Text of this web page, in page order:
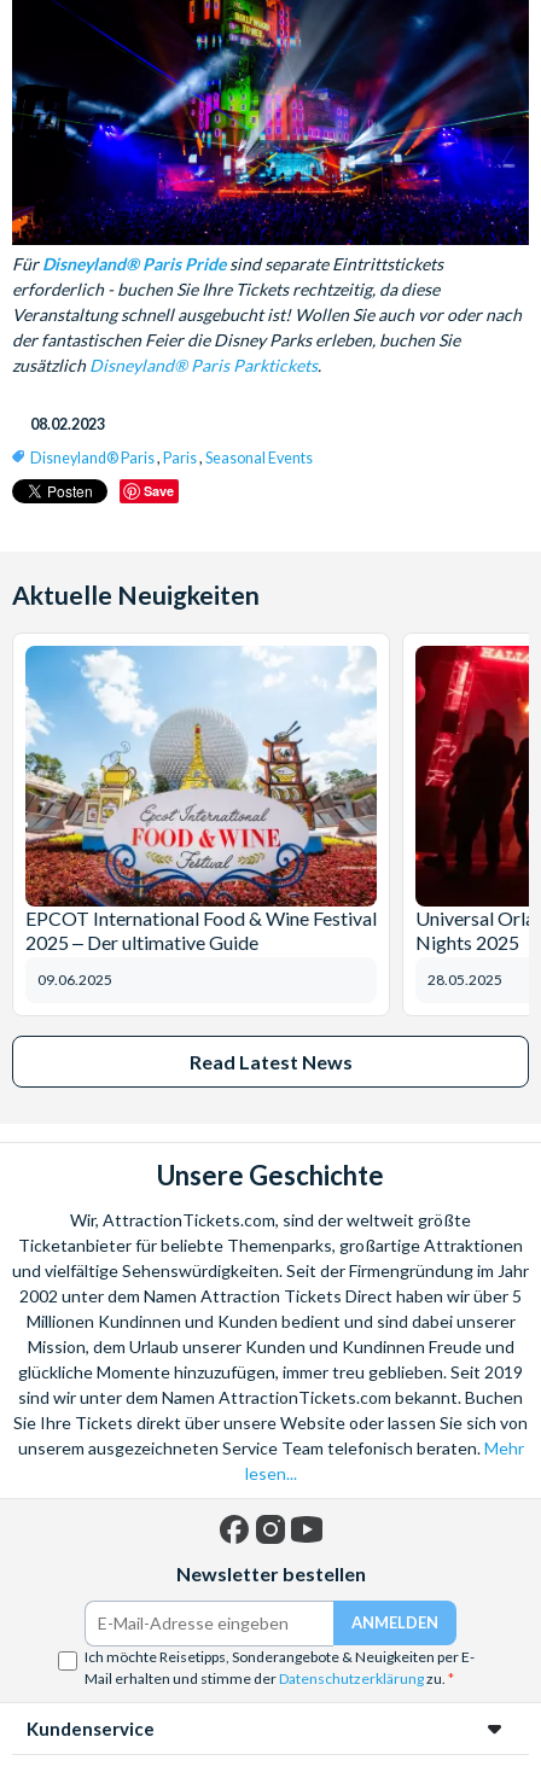
FürDisneyland® Paris Pridesind separate Eintrittstickets
erforderlich - buchen Sie Ihre Tickets rechtzeitig, da diese
Veranstaltung schnell ausgebucht ist! Wollen Sie auch vor oder nach
der fantastischen Feier die Disney Parks erleben, buchen Sie
zusätzlichDisneyland® Paris Parktickets.
08.02.2023
Disneyland® Paris, Paris, Seasonal Events
Save
Aktuelle Neuigkeiten
EPCOT International Food & Wine Festival
2025 ‒ Der ultimative Guide
09.06.2025
Universal
Nights 2025
28.05.2025
Read Latest News
Unsere Geschichte
Wir, AttractionTickets.com, sind der weltweit größte
Ticketanbieter für beliebte Themenparks, großartige Attraktionen
und vielfältige Sehenswürdigkeiten. Seit der Firmengründung im Jahr
2002 unter dem Namen Attraction Tickets Direct haben wir über 5
Millionen Kundinnen und Kunden bedient und sind dabei unserer
Mission, dem Urlaub unserer Kunden und Kundinnen Freude und
glückliche Momente hinzuzufügen, immer treu geblieben. Seit 2019
sind wir unter dem Namen AttractionTickets.com bekannt. Buchen
Sie Ihre Tickets direkt über unsere Website oder lassen Sie sich von
unserem ausgezeichneten Service Team telefonisch beraten.Mehr
lesen...
Newsletter bestellen
Ich möchte Reisetipps, Sonderangebote & Neuigkeiten per E-
Mail erhalten und stimme derDatenschutzerklärungzu.
Kundenservice